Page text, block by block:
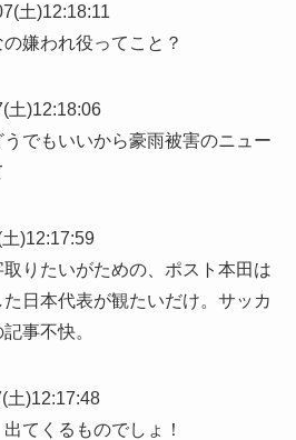
土)12:18:11
嫌われ役ってこと？
土)12:18:06
でもいいから豪雨被害のニュー
)12:17:59
りたいがための、ポスト本田は
日本代表が観たいだけ。サッカ
事不快。
土)12:17:48
てくるものでしょ！